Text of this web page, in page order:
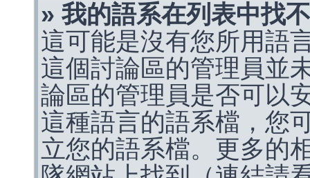
» 我的語系在列表中找
這可能是沒有您所用語
這個討論區的管理員並
論區的管理員是否可以
這種語言的語系檔，您
立您的語系檔。更多的